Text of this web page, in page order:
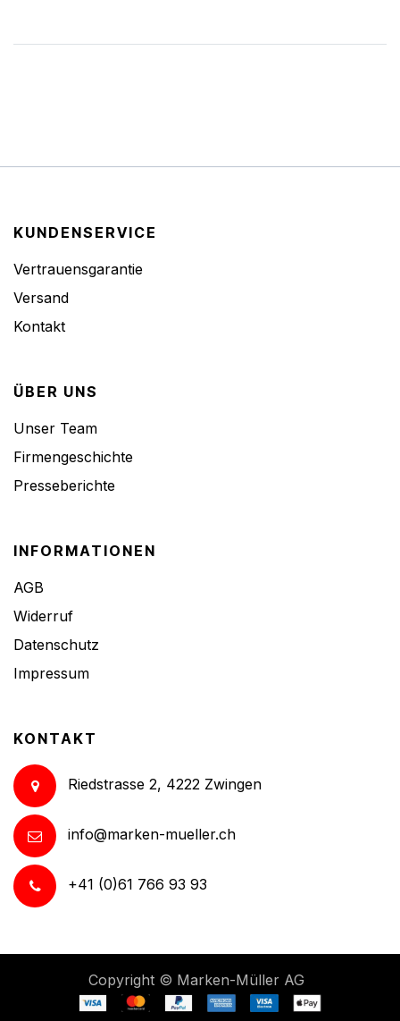
KUNDENSERVICE
Vertrauensgarantie
Versand
Kontakt
ÜBER UNS
Unser Team
Firmengeschichte
Presseberichte
INFORMATIONEN
AGB
Widerruf
Datenschutz
Impressum
KONTAKT
Riedstrasse 2, 4222 Zwingen
info@marken-mueller.ch
+41 (0)61 766 93 93
Copyright © Marken-Müller AG